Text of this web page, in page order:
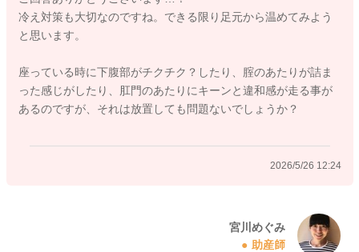
なので足元から冷やさないように気をつけてみてください。冷
え対策をされることでも、お腹の張り方は軽減すると言われま
す。
よかったら参考になさってみてください。
どうぞよろしくお願いします。
2026/5/25 22:02
冷え対策も大切なのですね。できる限り足元から温めてみよう
と思います。
座っている時に下腹部がチクチク？したり、腟のあたりが詰ま
った感じがしたり、肛門のあたりにキーンと違和感が走る事が
あるのですが、それは放置しても問題ないでしょうか？
2026/5/26 12:24
宮川めぐみ
助産師